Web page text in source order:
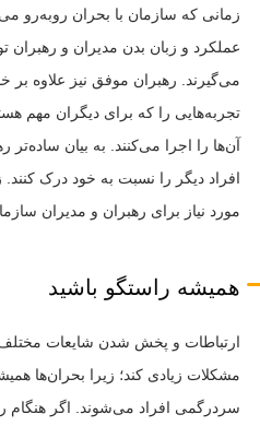
زمانی که سازمان با بحران روبه‌رو
عملکرد و زبان بدن مدیران و رهبران
می‌گیرند. رهبران موفق نیز علاوه بر
تجربه‌هایی را که برای دیگران مهم
آن‌ها را اجرا می‌کنند. به بیان ساده‌تر
افراد دیگر را نسبت به خود درک
مورد نیاز برای رهبران و مدیران
همیشه راستگو باشید
ارتباطات و پخش شدن شایعات
مشکلات زیادی کند؛ زیرا بحران‌ها
سردرگمی افراد می‌شوند. اگر هنگام